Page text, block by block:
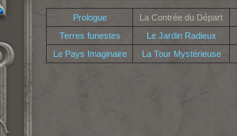
Prologue La Contrée du Départ
Terres funestes
Le Jardin Radieux
Le Pays Imaginaire
La Tour Mystérieuse